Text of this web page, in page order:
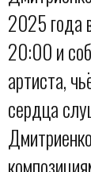
2025 года
20:00 и
артиста,
сердца